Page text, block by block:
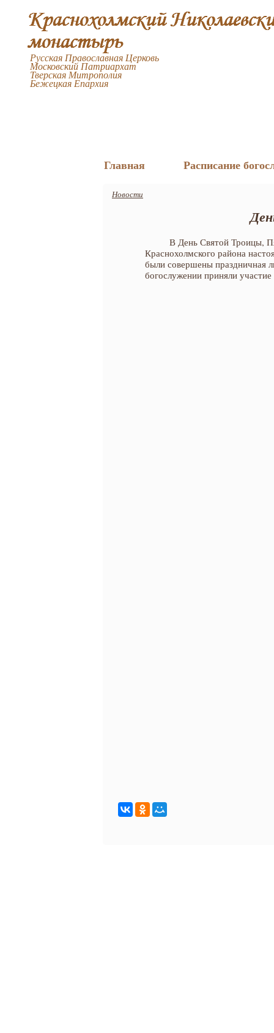
Русская Православная Церковь
Московский Патриархат
Тверская Митрополия
Бежецкая Епархия
Главная Расписание
В День Святой Троицы,
Краснохолмского района
были совершены праздничная
богослужении приняли
Новости